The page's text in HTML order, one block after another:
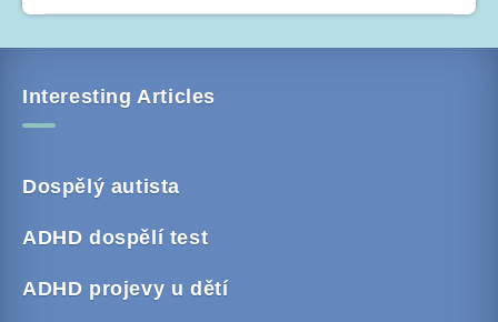
Interesting Articles
Dospělý autista
ADHD dospělí test
ADHD projevy u dětí